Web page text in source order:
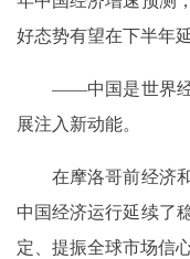
好态势有望在下半年延
——中国是世界经
展注入新动能。
在摩洛哥前经济和
中国经济运行延续了
定、提振全球市场信